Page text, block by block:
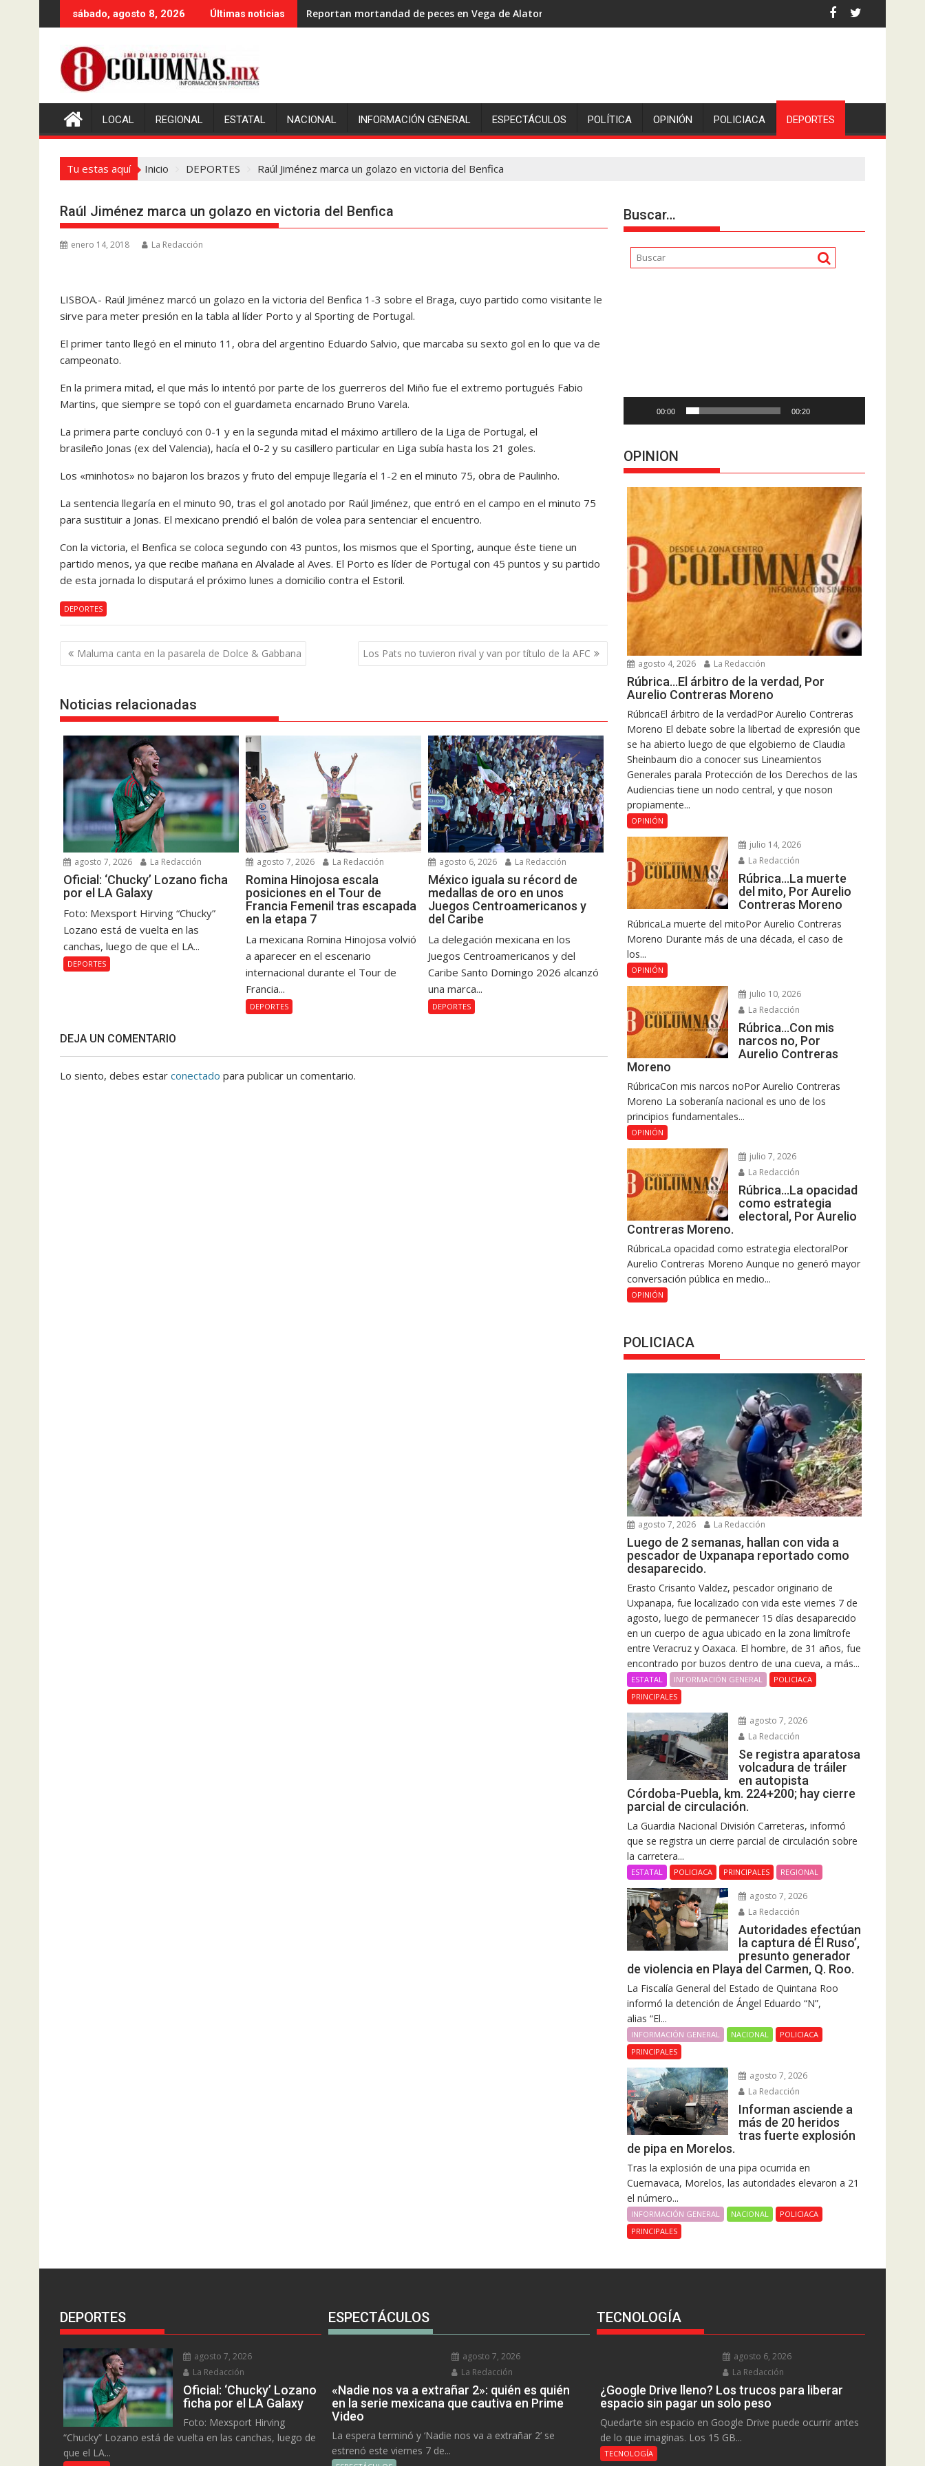
al
sábado, agosto 8, 2026 Últimas noticias Reportan mortandad de peces en Vega de Alatorre: pescadores piden escolleras para evitar nuevos casos
LOCAL REGIONAL ESTATAL NACIONAL INFORMACIÓN GENERAL ESPECTÁCULOS POLÍTICA OPINIÓN POLICIACA DEPORTES
Tu estas aquí Inicio DEPORTES Raúl Jiménez marca un golazo en victoria del Benfica
Raúl Jiménez marca un golazo en victoria del Benfica
enero 14, 2018 La Redacción
LISBOA.- Raúl Jiménez marcó un golazo en la victoria del Benfica 1-3 sobre el Braga, cuyo partido como visitante le
sirve para meter presión en la tabla al líder Porto y al Sporting de Portugal.
El primer tanto llegó en el minuto 11, obra del argentino Eduardo Salvio, que marcaba su sexto gol en lo que va de
campeonato.
En la primera mitad, el que más lo intentó por parte de los guerreros del Miño fue el extremo portugués Fabio
Martins, que siempre se topó con el guardameta encarnado Bruno Varela.
La primera parte concluyó con 0-1 y en la segunda mitad el máximo artillero de la Liga de Portugal, el
brasileño Jonas (ex del Valencia), hacía el 0-2 y su casillero particular en Liga subía hasta los 21 goles.
Los «minhotos» no bajaron los brazos y fruto del empuje llegaría el 1-2 en el minuto 75, obra de Paulinho.
La sentencia llegaría en el minuto 90, tras el gol anotado por Raúl Jiménez, que entró en el campo en el minuto 75
para sustituir a Jonas. El mexicano prendió el balón de volea para sentenciar el encuentro.
Con la victoria, el Benfica se coloca segundo con 43 puntos, los mismos que el Sporting, aunque éste tiene un
partido menos, ya que recibe mañana en Alvalade al Aves. El Porto es líder de Portugal con 45 puntos y su partido
de esta jornada lo disputará el próximo lunes a domicilio contra el Estoril.
DEPORTES
Navegación
de
Maluma canta en la pasarela de Dolce & Gabbana Los Pats no tuvieron rival y van por título de la AFC
Noticias relacionadas
agosto 7, 2026 La Redacción
Oficial: ‘Chucky’ Lozano ficha
por el LA Galaxy
Foto: Mexsport Hirving “Chucky”
Lozano está de vuelta en las
canchas, luego de que el LA...
DEPORTES
agosto 7, 2026 La Redacción
Romina Hinojosa escala
posiciones en el Tour de
Francia Femenil tras escapada
en la etapa 7
La mexicana Romina Hinojosa volvió
a aparecer en el escenario
internacional durante el Tour de
Francia...
DEPORTES
agosto 6, 2026 La Redacción
México iguala su récord de
medallas de oro en unos
Juegos Centroamericanos y
del Caribe
La delegación mexicana en los
Juegos Centroamericanos y del
Caribe Santo Domingo 2026 alcanzó
una marca...
DEPORTES
DEJA UN COMENTARIO
Lo siento, debes estar conectado para publicar un comentario.
Buscar…
00:00 00:20
OPINION
agosto 4, 2026 La Redacción
Rúbrica…El árbitro de la verdad, Por
Aurelio Contreras Moreno
RúbricaEl árbitro de la verdadPor Aurelio Contreras
Moreno El debate sobre la libertad de expresión que
se ha abierto luego de que elgobierno de Claudia
Sheinbaum dio a conocer sus Lineamientos
Generales parala Protección de los Derechos de las
Audiencias tiene un nodo central, y que noson
propiamente...
OPINIÓN
julio 14, 2026
La Redacción
Rúbrica…La muerte
del mito, Por Aurelio
Contreras Moreno
RúbricaLa muerte del mitoPor Aurelio Contreras
Moreno Durante más de una década, el caso de
los...
OPINIÓN
julio 10, 2026
La Redacción
Rúbrica…Con mis
narcos no, Por
Aurelio Contreras
Moreno
RúbricaCon mis narcos noPor Aurelio Contreras
Moreno La soberanía nacional es uno de los
principios fundamentales...
OPINIÓN
julio 7, 2026
La Redacción
Rúbrica…La opacidad
como estrategia
electoral, Por Aurelio
Contreras Moreno.
RúbricaLa opacidad como estrategia electoralPor
Aurelio Contreras Moreno Aunque no generó mayor
conversación pública en medio...
OPINIÓN
POLICIACA
agosto 7, 2026 La Redacción
Luego de 2 semanas, hallan con vida a
pescador de Uxpanapa reportado como
desaparecido.
Erasto Crisanto Valdez, pescador originario de
Uxpanapa, fue localizado con vida este viernes 7 de
agosto, luego de permanecer 15 días desaparecido
en un cuerpo de agua ubicado en la zona limítrofe
entre Veracruz y Oaxaca. El hombre, de 31 años, fue
encontrado por buzos dentro de una cueva, a más...
ESTATAL INFORMACIÓN GENERAL
POLICIACA
PRINCIPALES
agosto 7, 2026
La Redacción
Se registra aparatosa
volcadura de tráiler
en autopista
Córdoba-Puebla, km. 224+200; hay cierre
parcial de circulación.
La Guardia Nacional División Carreteras, informó
que se registra un cierre parcial de circulación sobre
la carretera...
ESTATAL POLICIACA PRINCIPALES REGIONAL
agosto 7, 2026
La Redacción
Autoridades efectúan
la captura dé Él Ruso’,
presunto generador
de violencia en Playa del Carmen, Q. Roo.
La Fiscalía General del Estado de Quintana Roo
informó la detención de Ángel Eduardo “N”,
alias “El...
INFORMACIÓN GENERAL NACIONAL
POLICIACA
PRINCIPALES
agosto 7, 2026
La Redacción
Informan asciende a
más de 20 heridos
tras fuerte explosión
de pipa en Morelos.
Tras la explosión de una pipa ocurrida en
Cuernavaca, Morelos, las autoridades elevaron a 21
el número...
INFORMACIÓN GENERAL NACIONAL
POLICIACA
PRINCIPALES
DEPORTES
agosto 7, 2026
La Redacción
Oficial: ‘Chucky’ Lozano
ficha por el LA Galaxy
Foto: Mexsport Hirving
“Chucky” Lozano está de vuelta en las canchas, luego de
que el LA...
ESPECTÁCULOS
agosto 7, 2026
La Redacción
«Nadie nos va a extrañar 2»: quién es quién
en la serie mexicana que cautiva en Prime
Video
La espera terminó y ‘Nadie nos va a extrañar 2’ se
estrenó este viernes 7 de...
TECNOLOGÍA
agosto 6, 2026
La Redacción
¿Google Drive lleno? Los trucos para liberar
espacio sin pagar un solo peso
Quedarte sin espacio en Google Drive puede ocurrir antes
de lo que imaginas. Los 15 GB...
TECNOLOGÍA